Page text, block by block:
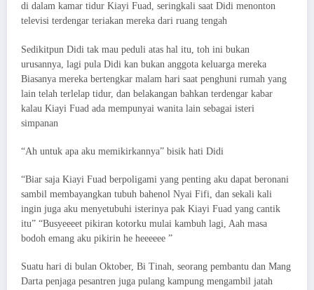
di dalam kamar tidur Kiayi Fuad, seringkali saat Didi menonton
televisi terdengar teriakan mereka dari ruang tengah
Sedikitpun Didi tak mau peduli atas hal itu, toh ini bukan
urusannya, lagi pula Didi kan bukan anggota keluarga mereka
Biasanya mereka bertengkar malam hari saat penghuni rumah yang
lain telah terlelap tidur, dan belakangan bahkan terdengar kabar
kalau Kiayi Fuad ada mempunyai wanita lain sebagai isteri
simpanan
“Ah untuk apa aku memikirkannya” bisik hati Didi
“Biar saja Kiayi Fuad berpoligami yang penting aku dapat beronani
sambil membayangkan tubuh bahenol Nyai Fifi, dan sekali kali
ingin juga aku menyetubuhi isterinya pak Kiayi Fuad yang cantik
itu” “Busyeeeet pikiran kotorku mulai kambuh lagi, Aah masa
bodoh emang aku pikirin he heeeeee ”
Suatu hari di bulan Oktober, Bi Tinah, seorang pembantu dan Mang
Darta penjaga pesantren juga pulang kampung mengambil jatah